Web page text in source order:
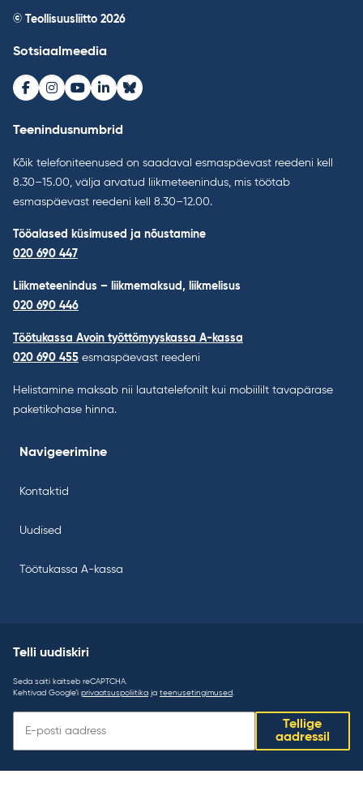
© Teollisuusliitto 2026
Sotsiaalmeedia
Facebook
Instagram
Youtube
LinkedInBluesky
Teenindusnumbrid
Kõik telefoniteenused on saadaval esmaspäevast reedeni kell
8.30–15.00, välja arvatud liikmeteenindus, mis töötab
esmaspäevast reedeni kell 8.30–12.00.
Tööalased küsimused ja nõustamine
020 690 447
Liikmeteenindus – liikmemaksud, liikmelisus
020 690 446
Töötukassa Avoin työttömyyskassa A-kassa
020 690 455 esmaspäevast reedeni
Helistamine maksab nii lautatelefonilt kui mobiililt tavapärase
paketikohase hinna.
Navigeerimine
Kontaktid
Uudised
Töötukassa A-kassa
Telli uudiskiri
Seda saiti kaitseb reCAPTCHA.
Kehtivad Google’i privaatsuspoliitika ja teenusetingimused.
uudiskiri:
Tellige
aadressil